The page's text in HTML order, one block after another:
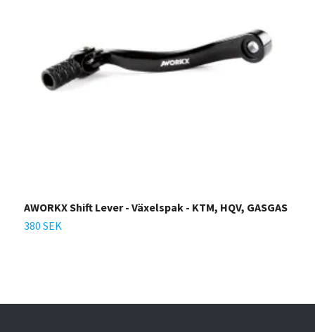
AWORKX Shift Lever - Växelspak - KTM, HQV, GASGAS
380 SEK